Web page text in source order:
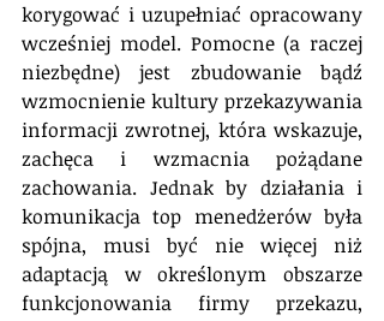
korygować i uzupełniać opracowany
wcześniej model. Pomocne (a raczej
niezbędne) jest zbudowanie bądź
wzmocnienie kultury przekazywania
informacji zwrotnej, która wskazuje,
zachęca i wzmacnia pożądane
zachowania. Jednak by działania i
komunikacja top menedżerów była
spójna, musi być nie więcej niż
adaptacją w określonym obszarze
funkcjonowania firmy przekazu,